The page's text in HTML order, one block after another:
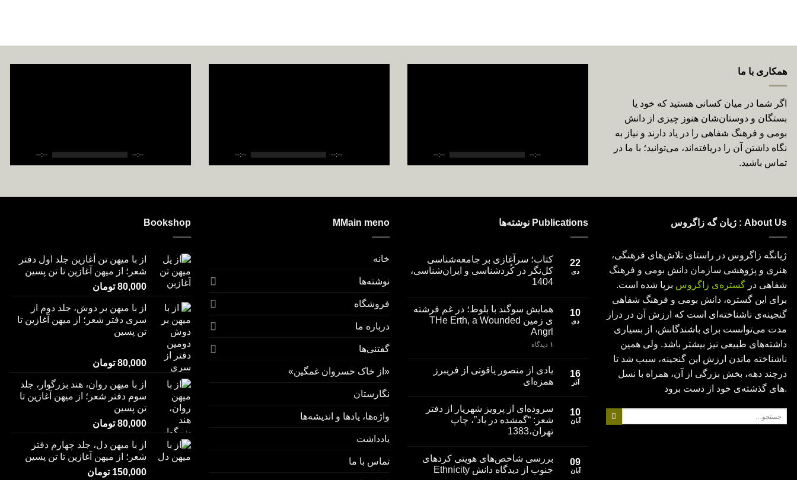
همکاری با ما
اگر شما در میان کسانی هستید که خود یا
بستگان و دوستان‌شان هنوز چیزی از دانش
بومی و فرهنگ شفاهی را در یاد دارند و نیاز به
نگاه داشتن آن را دریافته­‌اند، می‌توانید؛ با ما در
تماس باشید.
--:-- --:--
--:-- --:--
--:-- --:--
About Us : ژیان گه زاگروس
ژیانگه زاگروس در راستای تلاش­‌های فرهنگی،
هنری و پژوهشی سازمان دانش بومی و فرهنگ
شفاهی در گستره­‌ی زاگروس برپا شده است.
برای این گستره، دانش بومی و فرهنگ شفاهی
گنجینه­‌ی ناشناخته­‌ای است که ارزش آن در دراز
مدت می‌­توانست برای باشندگانش، از بسیاری
داشته­‌های طبیعی نیز بیشتر باشد. ولی همین
ناشناخته ماندن ارزش این گنجینه، سبب شد تا
درچند دهه­، بخش بزرگی از آن، همراه با نسل­‌
های گذشته­‌ی خود از دست برود.
برای:
Publications نوشته‌ها
22
دی
کتاب؛ سرآغازی بر جامعه‌شناسی
کل‌نگر در کُردشناسی و ایران‌شناسی،
1404
10
دی
همایش سوگند با بلوط؛ در غم فرشته­‌
ی زمین THe Erth, a Wounded
Angrl
۱ دیدگاه
16
آذر
یادی از منصور یاقوتی از فریبرز
همزه‌ای
10
آبان
سروده‌ای از پرویز شهریار از دفتر
شعر: “گمشده در باد”، چاپ
تهران،1383
09
آبان
بررسی شاخص‌های هویتی کردهای
جنوب از دیدگاه دانش Ethnicity
MMain meno
خانه
نوشته‌ها
فروشگاه
درباره ما
گفتنی‌ها
«از خاک خسروان غمگین»
نگارستان
واژه‌ها، یادها و اندیشه‌ها
یادداشت
تماس با ما
Bookshop
از با میهن تن آغازین جلد اول دفتر
شعر؛ از میهن آغازین تا تن پسین
80,000 تومان
از با میهن بر دوش، جلد دوم از
سری دفتر شعر؛ از میهن آغازین تا
تن پسین
امتیاز5.0080,000 تومان
از با میهن روان، هند بزرگوار، جلد
سوم دفتر شعر؛ از میهن آغازین تا
تن پسین
80,000 تومان
از با میهن دل، جلد چهارم دفتر
شعر؛ از میهن آغازین تا تن پسین
150,000 تومان